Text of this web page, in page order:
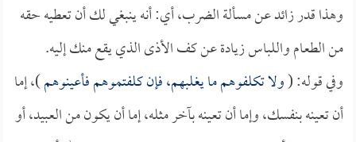
وهذا قدر زائد عن مسألة الضرب، أي: أنه ينبغي لك أن تعطيه حقه
من الطعام واللباس زيادة عن كف الأذى الذي يقع منك إليه.
وفي قوله: (ولا تكلفوهم ما يغلبهم، فإن كلفتموهم فأعينوهم)، إما
أن تعينه بنفسك، وإما أن تعينه بآخر مثله، إما أن يكون من العبيد، أو